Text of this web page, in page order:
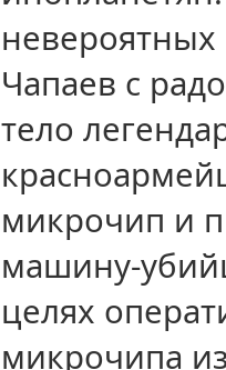
Чапаев с
тело
микрочип и
машину-
целях
микрочипа